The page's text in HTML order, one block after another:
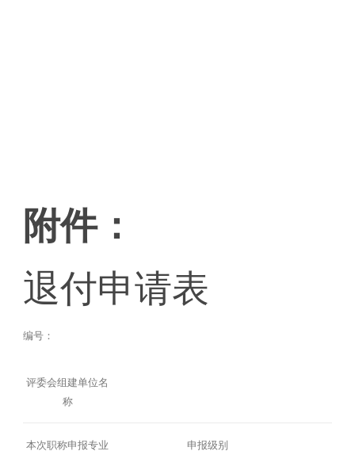
附件：
退付申请表
编号：
评委会组建单位名
称
本次职称申报专业 申报级别